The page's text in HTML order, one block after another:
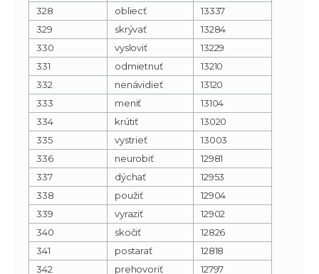
328
obliecť
13337
329
skrývať
13284
330
vysloviť
13229
331
odmietnuť
13210
332
nenávidieť
13120
333
meniť
13104
334
krútiť
13020
335
vystrieť
13003
336
neurobiť
12981
337
dýchať
12953
338
použiť
12904
339
vyraziť
12902
340
skočiť
12826
341
postarať
12818
342
prehovoriť
12797